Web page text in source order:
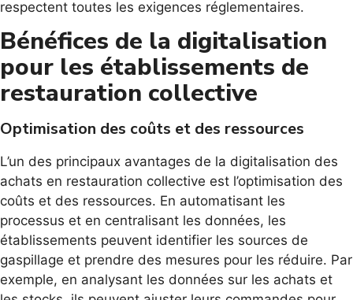
respectent toutes les exigences réglementaires.
Bénéfices de la digitalisation
pour les établissements de
restauration collective
Optimisation des coûts et des ressources
L’un des principaux avantages de la digitalisation des
achats en restauration collective est l’optimisation des
coûts et des ressources. En automatisant les
processus et en centralisant les données, les
établissements peuvent identifier les sources de
gaspillage et prendre des mesures pour les réduire. Par
exemple, en analysant les données sur les achats et